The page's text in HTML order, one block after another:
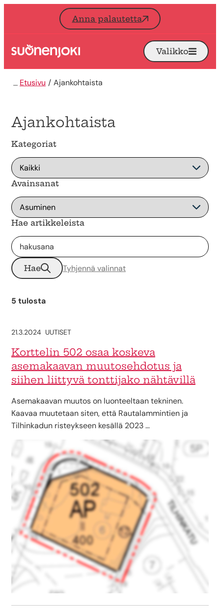
Siirry sisältöön
Anna palautetta
Etusivu Avaa
Valikko
Etusivu Ajankohtaista
Ajankohtaista
Kategoriat
Avainsanat
Hae artikkeleista
Hae Tyhjennä valinnat
5 tulosta
21.3.2024 UUTISET
Korttelin 502 osaa koskeva
asemakaavan muutosehdotus ja
siihen liittyvä tonttijako nähtävillä
Asemakaavan muutos on luonteeltaan tekninen.
Kaavaa muutetaan siten, että Rautalammintien ja
Tilhinkadun risteykseen kesällä 2023 …